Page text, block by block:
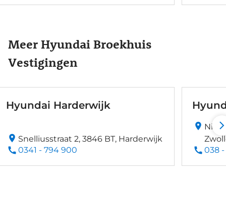
Meer Hyundai Broekhuis
Vestigingen
Hyundai Harderwijk
Snelliusstraat 2, 3846 BT, Harderwijk
0341 - 794 900
038